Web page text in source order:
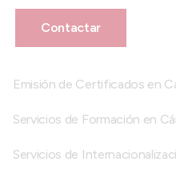
Contactar
Emisión de Certificados en
Servicios de Formación en
Servicios de